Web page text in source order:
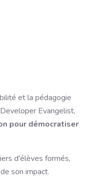
et la pédagogie
Evangelist,
pour démocratiser
d'élèves formés,
son impact.